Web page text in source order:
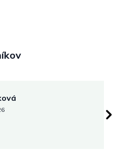
z 5 hviezdičiek.